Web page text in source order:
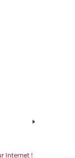
Internet !